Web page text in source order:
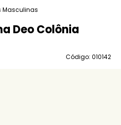
Masculinas
Deo Colônia
Código: 010142